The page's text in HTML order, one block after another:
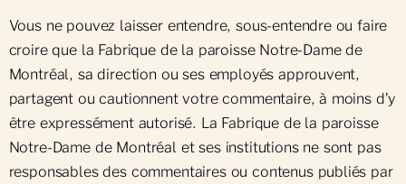
Vous ne pouvez laisser entendre, sous-entendre ou faire
croire que la Fabrique de la paroisse Notre-Dame de
Montréal, sa direction ou ses employés approuvent,
partagent ou cautionnent votre commentaire, à moins d’y
être expressément autorisé. La Fabrique de la paroisse
Notre-Dame de Montréal et ses institutions ne sont pas
responsables des commentaires ou contenus publiés par